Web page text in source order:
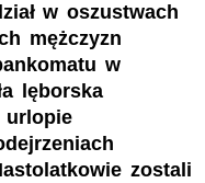
w oszustwach
mężczyzn
w
lęborska
urlopie
zostali